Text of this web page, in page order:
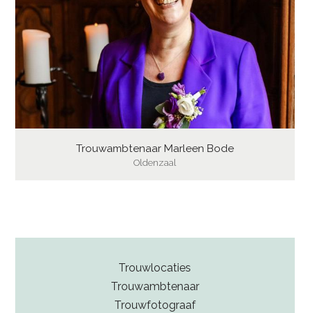
Trouwambtenaar Marleen Bode
Oldenzaal
Trouwlocaties
Trouwambtenaar
Trouwfotograaf